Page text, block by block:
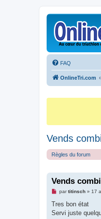
FAQ
OnlineTri.com
Vends
Règles du forum
Vends
M
s
a
partitinsch» 17
Tres bon état
Servi juste